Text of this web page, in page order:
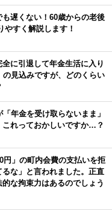
も遅くない！60歳からの老後
やすく解説します！
全に引退して年金生活に入り
の見込みですが、どのくらい
「年金を受け取らないまま」
これっておかしいですか…？
円」の町内会費の支払いを拒
な」と言われました。正直
な拘束力はあるのでしょう